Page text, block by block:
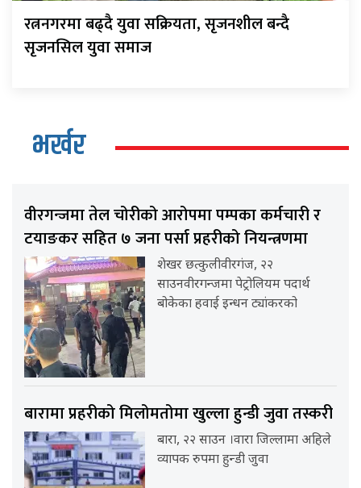
रत्ननगरमा बढ्दै युवा सक्रियता, सृजनशील बन्दै
सृजनसिल युवा समाज
भर्खर
वीरगन्जमा तेल चोरीको आरोपमा पम्पका कर्मचारी र
टयाङकर सहित ७ जना पर्सा प्रहरीको नियन्त्रणमा
शेखर छत्कुलीवीरगंज, २२
साउनवीरगन्जमा पेट्रोलियम पदार्थ
बोकेका हवाई इन्धन ट्यांकरको
बारामा प्रहरीको मिलोमतोमा खुल्ला हुन्डी जुवा तस्करी
बारा, २२ साउन ।वारा जिल्लामा अहिले
व्यापक रुपमा हुन्डी जुवा